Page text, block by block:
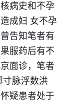
病史和不孕
成妇 女不孕
告知笔者有
服药后有不
面诊，笔者
脉浮数洪
疑患者处于